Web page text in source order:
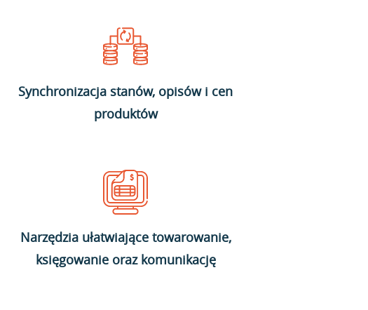
Synchronizacja stanów, opisów i cen
produktów
Narzędzia ułatwiające towarowanie,
księgowanie oraz komunikację